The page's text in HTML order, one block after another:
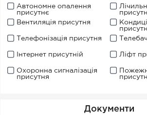
Автономне опалення
присутнє
Вентиляція присутня
Телефонізація присутня
Інтернет присутній Ліфт
Охоронна сигналізація
присутня
Документи